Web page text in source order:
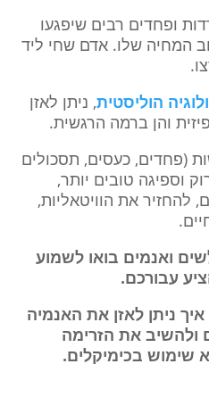
ופחדים רבים שיפגעו
המחיה שלו. אדם שחי ליד
הוליסטית, ניתן לאזן
והן ברמה הרגשית.
(פחדים, כעסים, תסכולים
וספיגה טובים יותר,
להחזיר את הוויטאליות,
ואנמים בואו לשמוע
עבורכם.
ניתן לאזן את האנמיה
ולהשיב את הזרימה
שימוש בכימיקלים.